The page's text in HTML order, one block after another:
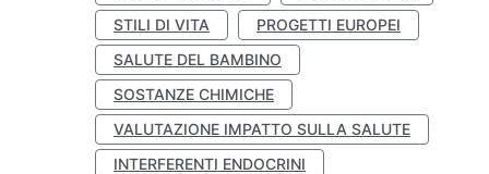
STILI DI VITA
PROGETTI EUROPEI
SALUTE DEL BAMBINO
SOSTANZE CHIMICHE
VALUTAZIONE IMPATTO SULLA SALUTE
INTERFERENTI ENDOCRINI